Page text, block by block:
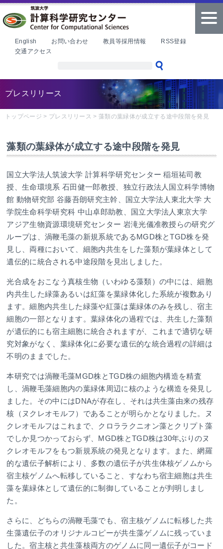
本文へ
English お問い合わせ 教員等採用情報
RSS登録
交通アクセス
プレスリリース
トップページ > プレスリリース >藻類の葉緑体が成立する途中段階を発見
藻類の葉緑体が成立する途中段階を発見
国立大学法人筑波大学 計算科学研究センター 稲垣祐司教
授、生命環境系 石田健一郎教授、独立行政法人国立科学博物
館 動物研究部 谷藤吾朗研究主幹、国立大学法人東北大学 大
学院生命科学研究科 中山卓郎助教、国立大学法人東京大学
アジア生物資源環境研究センター 岩滝光儀准教授らの研究グ
ループは、渦鞭毛藻の新規系統であるMGD株とTGD株を発
見し、両種において、細胞内共生をした藻類が葉緑体として
遺伝的に統合される中途段階を見出しました。
光合成をおこなう真核生物（いわゆる藻類）の中には、細胞
内共生した緑藻あるいは紅藻を葉緑体化した系統が複数あり
ます。細胞内共生した緑藻や紅藻は葉緑体のみを残し、宿主
細胞の一部となります。葉緑体化の過程では、共生した藻類
が遺伝的にも宿主細胞に統合されますが、これまで適切な研
究対象がなく、葉緑体化に必要な遺伝的な統合過程の詳細は
不明のままでした。
本研究では渦鞭毛藻MGD株とTGD株の細胞内構造を精査
し、渦鞭毛藻細胞内の葉緑体周辺に核のような構造を発見し
ました。その中にはDNAが存在し、それは共生藻由来の残存
核（ヌクレオモルフ）であることが明らかとなりました。ヌ
クレオモルフはこれまで、クロララクニオン藻とクリプト藻
でしか見つかっておらず、MGD株とTGD株は30年ぶりのヌ
クレオモルフをもつ新規系統の発見となります。また、網羅
的な遺伝子解析により、多数の遺伝子が共生体核ゲノムから
宿主核ゲノムへ転移していること、すなわち宿主細胞は共生
藻を葉緑体として遺伝的に制御していることが判明しまし
た。
さらに、どちらの渦鞭毛藻でも、宿主核ゲノムに転移した共
生藻遺伝子のオリジナルコピーが共生藻ゲノムに残っていま
した。宿主核と共生藻核両方のゲノムに同一遺伝子がコード